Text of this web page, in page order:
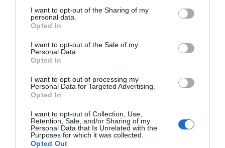
not limited to your visit or usage behaviour. You may click to
grant or deny consent to Google and its third-party tags to
use your data for below specified purposes in below Google
consent section.
I want to opt-out of the Sharing of my
personal data.
Opted In
I want to opt-out of the Sale of my
Personal Data.
Opted In
I want to opt-out of processing my
Personal Data for Targeted Advertising.
Opted In
I want to opt-out of Collection, Use,
Retention, Sale, and/or Sharing of my
Personal Data that Is Unrelated with the
Purposes for which it was collected.
Opted Out
gondolsz rá, és odafigyelsz az igényeire.